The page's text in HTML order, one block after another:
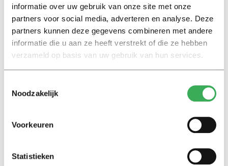
informatie over uw gebruik van onze site met onze
partners voor social media, adverteren en analyse. Deze
partners kunnen deze gegevens combineren met andere
informatie die u aan ze heeft verstrekt of die ze hebben
verzameld op basis van uw gebruik van hun services.
Noodzakelijk
Voorkeuren
Statistieken
Ook minderjarige mbo’ers
hebben nu recht op OV
09 januari 2017
Nieuws
met psychische problemen
ConsumentenClaim: stuur ons
foto’s van bomvolle treinen